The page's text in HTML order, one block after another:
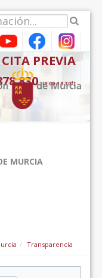
CITA PREVIA
830 (9:00-18:30*)
MURCIA
Transparencia